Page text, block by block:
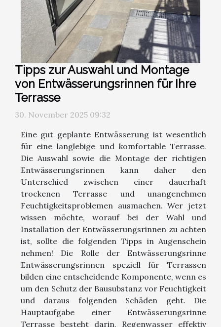
Tipps zur Auswahl und Montage
von Entwässerungsrinnen für Ihre
Terrasse
30. November 2025 09:32
Eine gut geplante Entwässerung ist wesentlich
für eine langlebige und komfortable Terrasse.
Die Auswahl sowie die Montage der richtigen
Entwässerungsrinnen kann daher den
Unterschied zwischen einer dauerhaft
trockenen Terrasse und unangenehmen
Feuchtigkeitsproblemen ausmachen. Wer jetzt
wissen möchte, worauf bei der Wahl und
Installation der Entwässerungsrinnen zu achten
ist, sollte die folgenden Tipps in Augenschein
nehmen! Die Rolle der Entwässerungsrinne
Entwässerungsrinnen speziell für Terrassen
bilden eine entscheidende Komponente, wenn es
um den Schutz der Bausubstanz vor Feuchtigkeit
und daraus folgenden Schäden geht. Die
Hauptaufgabe einer Entwässerungsrinne
Terrasse besteht darin, Regenwasser effektiv